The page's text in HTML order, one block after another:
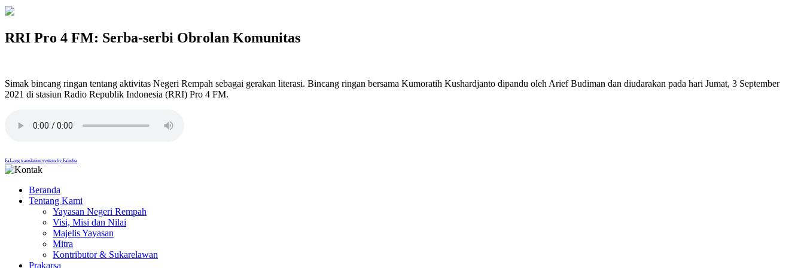
RRI Pro 4 FM: Serba-serbi Obrolan Komunitas
Simak bincang ringan tentang aktivitas Negeri Rempah sebagai gerakan literasi. Bincang ringan bersama Kumoratih Kushardjanto dipandu oleh Arief Budiman dan diudarakan pada hari Jumat, 3 September
2021 di stasiun Radio Republik Indonesia (RRI) Pro 4 FM.
FaLang translation system by Faboba
Beranda
Tentang Kami
Yayasan Negeri Rempah
Visi, Misi dan Nilai
Majelis Yayasan
Mitra
Kontributor & Sukarelawan
Prakarsa